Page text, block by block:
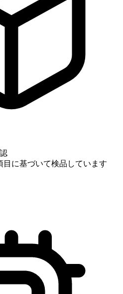
目に基づいて検品しています